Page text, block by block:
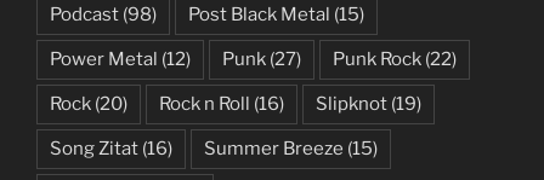
Podcast (98) Post Black Metal (15)
Power Metal (12) Punk (27) Punk Rock (22)
Rock (20) Rock n Roll (16) Slipknot (19)
Song Zitat (16) Summer Breeze (15)